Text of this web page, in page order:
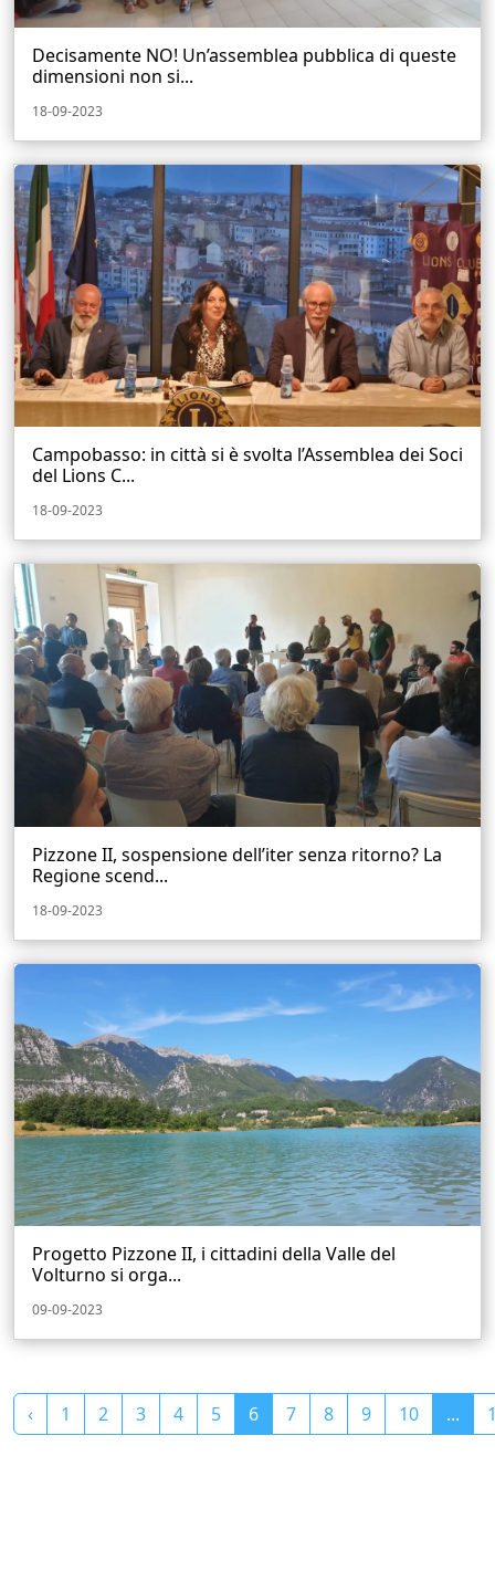
Decisamente NO! Un’assemblea pubblica di queste
dimensioni non si...
18-09-2023
Campobasso: in città si è svolta l’Assemblea dei Soci
del Lions C...
18-09-2023
Pizzone II, sospensione dell’iter senza ritorno? La
Regione scend...
18-09-2023
Progetto Pizzone II, i cittadini della Valle del
Volturno si orga...
09-09-2023
‹ 1 2 3 4 5 6 7 8 9 10 ...